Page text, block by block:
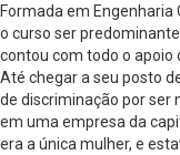
Formada em
o curso ser
contou com todo o apoio
Até chegar a seu posto
de discriminação por ser
em uma empresa da
era a única mulher, e